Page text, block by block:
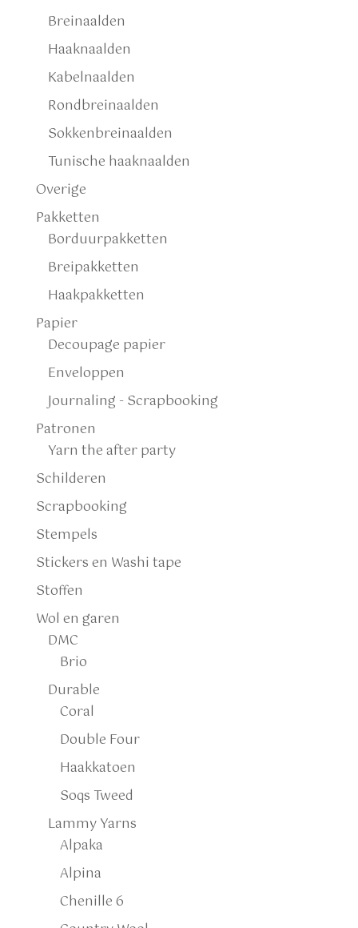
Breinaalden
Haaknaalden
Kabelnaalden
Rondbreinaalden
Sokkenbreinaalden
Tunische haaknaalden
Overige
Pakketten
Borduurpakketten
Breipakketten
Haakpakketten
Papier
Decoupage papier
Enveloppen
Journaling - Scrapbooking
Patronen
Yarn the after party
Schilderen
Scrapbooking
Stempels
Stickers en Washi tape
Stoffen
Wol en garen
DMC
Brio
Durable
Coral
Double Four
Haakkatoen
Soqs Tweed
Lammy Yarns
Alpaka
Alpina
Chenille 6